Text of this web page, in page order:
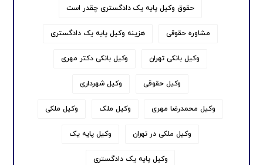
حقوق وکیل پایه یک دادگستری چقدر است
مشاوره حقوقی هزینه وکیل پایه یک دادگستری
وکیل بانکی تهران وکیل بانکی دکتر مهری
وکیل حقوقی وکیل شهرداری
وکیل محمدرضا مهری وکیل ملک وکیل ملکی
وکیل ملکی در تهران وکیل پایه یک
وکیل پایه یک دادگستری